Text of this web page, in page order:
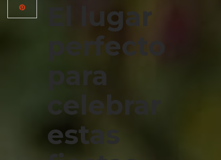
El lugar
perfecto
para
celebrar
estas